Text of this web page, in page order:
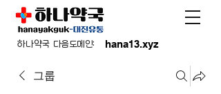
hana13.xyz
하나약국 다음도메인:
그룹